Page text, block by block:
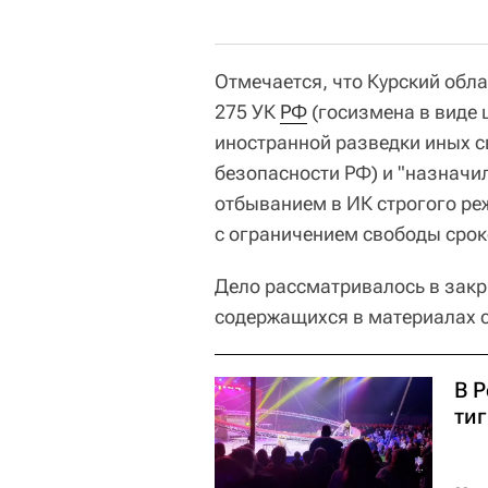
Отмечается, что Курский
275 УК РФ (госизмена в
иностранной разведки иных
безопасности РФ) и
отбыванием в ИК строгого
с ограничением свободы
Дело рассматривалось в
содержащихся в материалах
В